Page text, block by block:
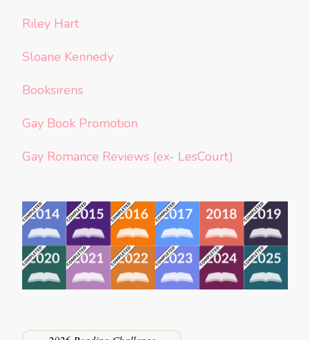
Riley Hart
Sloane Kennedy
Booksirens
Gay Book Promotion
Gay Romance Reviews (ex- LesCourt)